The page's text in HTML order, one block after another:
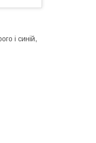
і синій,